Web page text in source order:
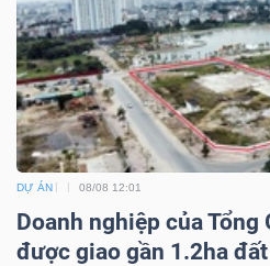
DỰ ÁN 08/08 12:01
Doanh nghiệp của Tổng
được giao gần 1.2ha
giả
(-)
Báo
cáo
phân
tích
(-)